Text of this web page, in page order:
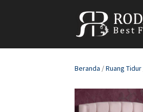
Beranda /Ruang Tidur